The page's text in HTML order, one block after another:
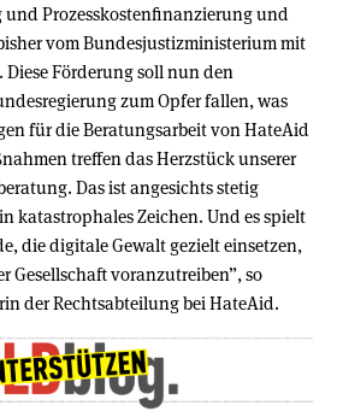
Prozesskostenfinanzierung und
vom Bundesjustizministerium mit
Förderung soll nun den
zum Opfer fallen, was
für die Beratungsarbeit von HateAid
treffen das Herzstück unserer
Das ist angesichts stetig
katastrophales Zeichen. Und es spielt
die digitale Gewalt gezielt einsetzen,
Gesellschaft voranzutreiben”, so
der Rechtsabteilung bei HateAid.